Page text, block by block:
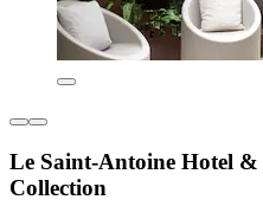
Le Saint-Antoine Hotel
Collection